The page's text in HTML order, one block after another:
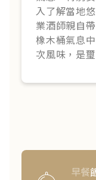
入了解當地
業酒師親自
橡木桶氣息
次風味，是
早餐